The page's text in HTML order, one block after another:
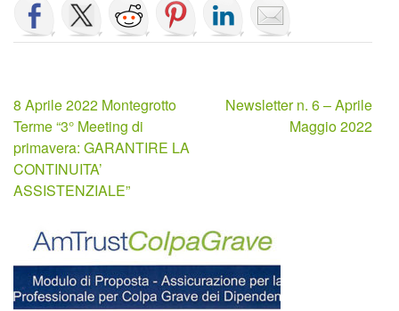
Navigazione
articoli
8 Aprile 2022 Montegrotto
Terme “3° Meeting di
primavera: GARANTIRE LA
CONTINUITA’
ASSISTENZIALE”
Newsletter n. 6 – Aprile
Maggio 2022